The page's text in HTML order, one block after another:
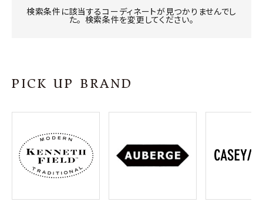
プライバシーポリシー
特定商取引法について
お問い合わせ
OFFICIAL WEB SITE
検索条件に該当するコーディネートが見つかりませんでし
た。 検索条件を変更してください。
PICK UP BRAND